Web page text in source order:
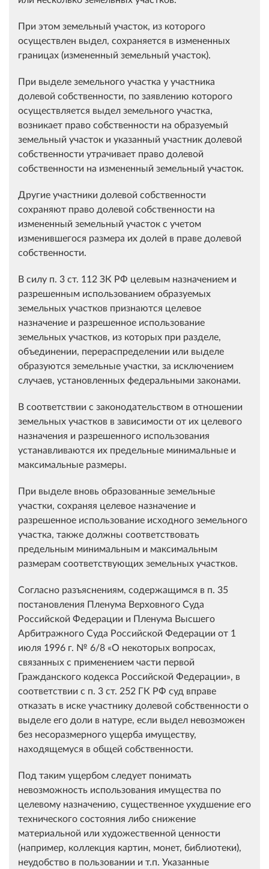
При этом земельный участок, из которого
осуществлен выдел, сохраняется в измененных
границах (измененный земельный участок).
При выделе земельного участка у участника
долевой собственности, по заявлению которого
осуществляется выдел земельного участка,
возникает право собственности на образуемый
земельный участок и указанный участник долевой
собственности утрачивает право долевой
собственности на измененный земельный участок.
Другие участники долевой собственности
сохраняют право долевой собственности на
измененный земельный участок с учетом
изменившегося размера их долей в праве долевой
собственности.
В силу п. 3 ст. 112 ЗК РФ целевым назначением и
разрешенным использованием образуемых
земельных участков признаются целевое
назначение и разрешенное использование
земельных участков, из которых при разделе,
объединении, перераспределении или выделе
образуются земельные участки, за исключением
случаев, установленных федеральными законами.
В соответствии с законодательством в отношении
земельных участков в зависимости от их целевого
назначения и разрешенного использования
устанавливаются их предельные минимальные и
максимальные размеры.
При выделе вновь образованные земельные
участки, сохраняя целевое назначение и
разрешенное использование исходного земельного
участка, также должны соответствовать
предельным минимальным и максимальным
размерам соответствующих земельных участков.
Согласно разъяснениям, содержащимся в п. 35
постановления Пленума Верховного Суда
Российской Федерации и Пленума Высшего
Арбитражного Суда Российской Федерации от 1
июля 1996 г. № 6/8 «О некоторых вопросах,
связанных с применением части первой
Гражданского кодекса Российской Федерации», в
соответствии с п. 3 ст. 252 ГК РФ суд вправе
отказать в иске участнику долевой собственности о
выделе его доли в натуре, если выдел невозможен
без несоразмерного ущерба имуществу,
находящемуся в общей собственности.
Под таким ущербом следует понимать
невозможность использования имущества по
целевому назначению, существенное ухудшение его
технического состояния либо снижение
материальной или художественной ценности
(например, коллекция картин, монет, библиотеки),
неудобство в пользовании и т.п. Указанные